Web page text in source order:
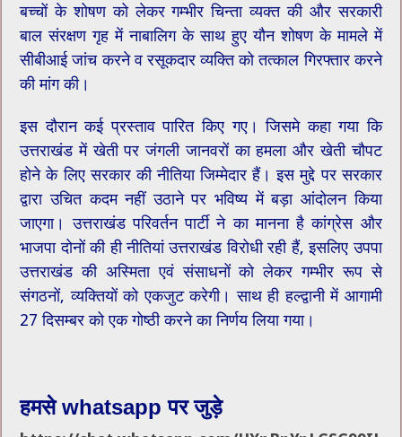
बच्चों के शोषण को लेकर गम्भीर चिन्ता व्यक्त की और सरकारी
बाल संरक्षण गृह में नाबालिग के साथ हुए यौन शोषण के मामले में
सीबीआई जांच करने व रसूकदार व्यक्ति को तत्काल गिरफ्तार करने
की मांग की।
इस दौरान कई प्रस्ताव पारित किए गए। जिसमे कहा गया कि
उत्तराखंड में खेती पर जंगली जानवरों का हमला और खेती चौपट
होने के लिए सरकार की नीतिया जिम्मेदार हैं। इस मुद्दे पर सरकार
द्वारा उचित कदम नहीं उठाने पर भविष्य में बड़ा आंदोलन किया
जाएगा। उत्तराखंड परिवर्तन पार्टी ने का मानना है कांग्रेस और
भाजपा दोनों की ही नीतियां उत्तराखंड विरोधी रही हैं, इसलिए उपपा
उत्तराखंड की अस्मिता एवं संसाधनों को लेकर गम्भीर रूप से
संगठनों, व्यक्तियों को एकजुट करेगी। साथ ही हल्द्वानी में आगामी
27 दिसम्बर को एक गोष्ठी करने का निर्णय लिया गया।
हमसे whatsapp पर जुड़े